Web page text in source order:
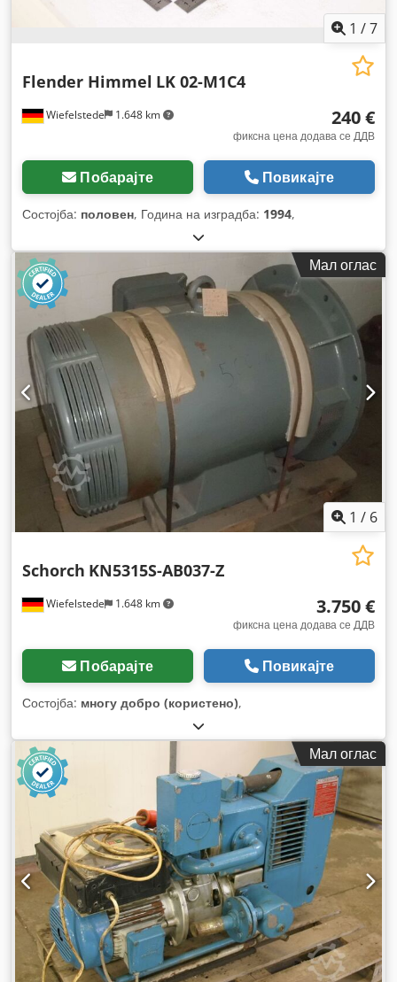
1 /7
Wiefelstede 1.648 km
Flender Himmel LK 02-M1C4
240 €
фиксна цена додава се ДДВ
Побарајте Повикајте
Состојба: половен, Година на изградба: 1994,
Мал оглас
1 / 6
Wiefelstede 1.648 km
Schorch KN5315S-AB037-Z
3.750 €
фиксна цена додава се ДДВ
Побарајте Повикајте
Состојба: многу добро (користено),
Мал оглас